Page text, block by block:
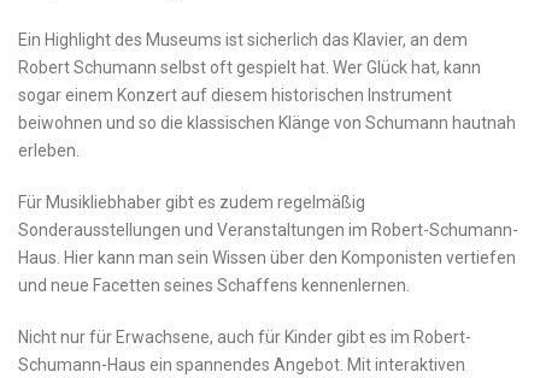
Ein Highlight des Museums ⁣ist sicherlich das Klavier,​ an dem
Robert ‌Schumann ⁢selbst oft gespielt hat. Wer Glück hat, kann
sogar einem Konzert auf diesem ​historischen Instrument⁢
beiwohnen und ⁢so die klassischen Klänge von Schumann hautnah
erleben.
Für Musikliebhaber‍ gibt es zudem regelmäßig
Sonderausstellungen und Veranstaltungen im Robert-Schumann-
Haus.⁣ Hier​ kann man sein Wissen über den Komponisten⁤ vertiefen
und neue ‌Facetten seines Schaffens kennenlernen.
Nicht nur‍ für Erwachsene, ⁣auch‍ für Kinder​ gibt es im Robert-
Schumann-Haus ​ein spannendes Angebot.‍ Mit interaktiven